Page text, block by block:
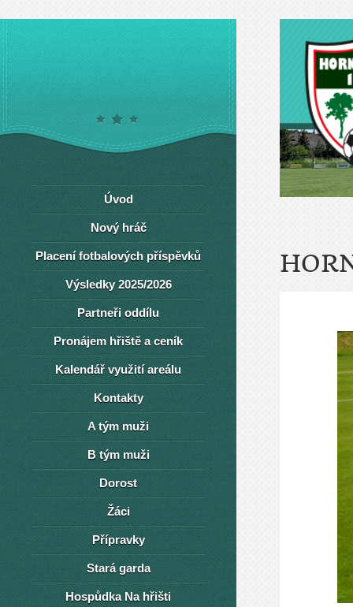
Úvod
Nový hráč
Placení fotbalových příspěvků
Výsledky 2025/2026
Partneři oddílu
Pronájem hřiště a ceník
Kalendář využití areálu
Kontakty
A tým muži
B tým muži
Dorost
Žáci
Přípravky
Stará garda
Hospůdka Na hřišti